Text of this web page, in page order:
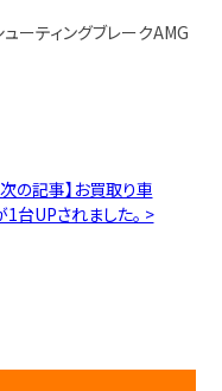
ティングブレークAMG
次の記事】お買取り車
1台UPされました。 >